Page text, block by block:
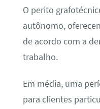
O perito
autônomo,
de acordo com a
trabalho.
Em média, uma
para clientes